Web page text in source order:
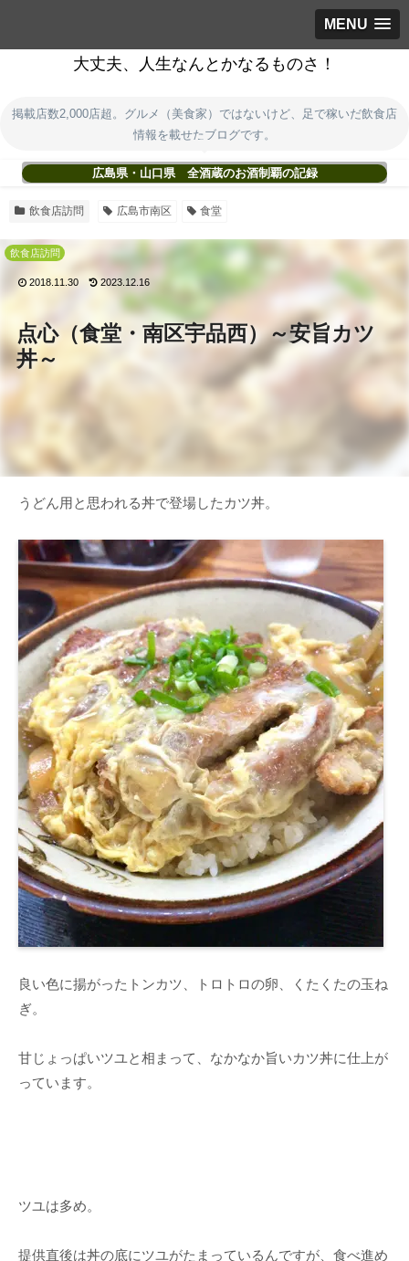
MENU
大丈夫、人生なんとかなるものさ！
掲載店数2,000店超。グルメ（美食家）ではないけど、足で稼いだ飲食店
情報を載せたブログです。
広島県・山口県 全酒蔵のお酒制覇の記録
飲食店訪問 広島市南区 食堂
点心（食堂・南区宇品西）～安旨カツ
丼～
飲食店訪問
2018.11.30 2023.12.16
うどん用と思われる丼で登場したカツ丼。
良い色に揚がったトンカツ、トロトロの卵、くたくたの玉ね
ぎ。
甘じょっぱいツユと相まって、なかなか旨いカツ丼に仕上が
っています。
ツユは多め。
提供直後は丼の底にツユがたまっているんですが、食べ進め